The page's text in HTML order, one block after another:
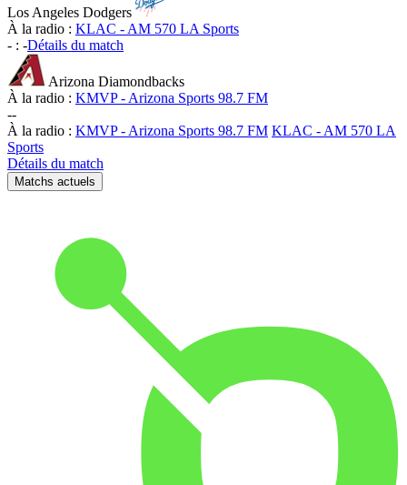
Los Angeles Dodgers
À la radio : KLAC - AM 570 LA Sports
- : -Détails du match
Arizona Diamondbacks
À la radio : KMVP - Arizona Sports 98.7 FM
--
À la radio : KMVP - Arizona Sports 98.7 FM KLAC - AM 570 LA
Sports
Détails du match
Matchs actuels